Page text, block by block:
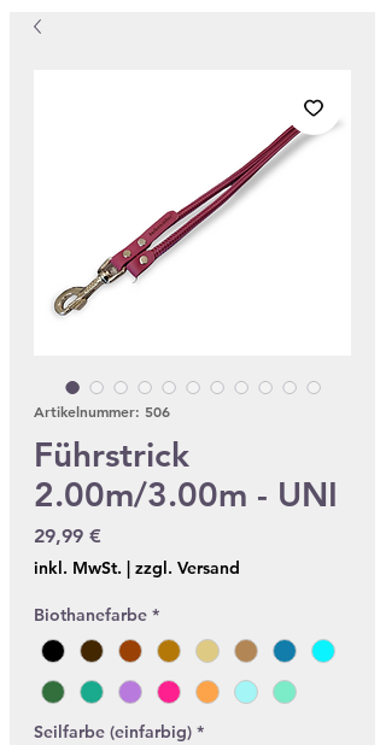
Artikelnummer: 506
Führstrick
2.00m/3.00m - UNI
29,99 €
inkl. MwSt. | zzgl. Versand
Biothanefarbe *
Seilfarbe (einfarbig) *